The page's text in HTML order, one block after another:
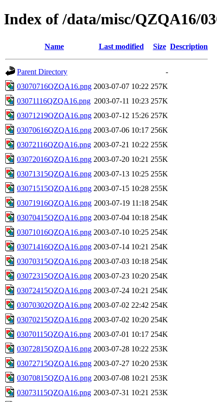
Index of /data/misc/QZQA16/
Name Last modified Size Description
Parent Directory
-
03070716QZQA16.png 2003-07-07 10:22 257K
03071116QZQA16.png 2003-07-11 10:23 257K
03071219QZQA16.png 2003-07-12 15:26 257K
03070616QZQA16.png 2003-07-06 10:17 256K
03072116QZQA16.png 2003-07-21 10:22 255K
03072016QZQA16.png 2003-07-20 10:21 255K
03071315QZQA16.png 2003-07-13 10:25 255K
03071515QZQA16.png 2003-07-15 10:28 255K
03071916QZQA16.png 2003-07-19 11:18 254K
03070415QZQA16.png 2003-07-04 10:18 254K
03071016QZQA16.png 2003-07-10 10:25 254K
03071416QZQA16.png 2003-07-14 10:21 254K
03070315QZQA16.png 2003-07-03 10:18 254K
03072315QZQA16.png 2003-07-23 10:20 254K
03072415QZQA16.png 2003-07-24 10:21 254K
03070302QZQA16.png 2003-07-02 22:42 254K
03070215QZQA16.png 2003-07-02 10:20 254K
03070115QZQA16.png 2003-07-01 10:17 254K
03072815QZQA16.png 2003-07-28 10:22 253K
03072715QZQA16.png 2003-07-27 10:20 253K
03070815QZQA16.png 2003-07-08 10:21 253K
03073115QZQA16.png 2003-07-31 10:21 253K